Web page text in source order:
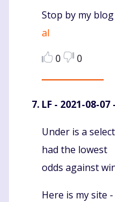
Stop by my blog
al
0
0
LF - 2021-08-07
Komentaras
Under is a
had the lowest
odds against
Here is my site -